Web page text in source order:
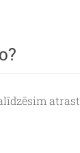
atrast